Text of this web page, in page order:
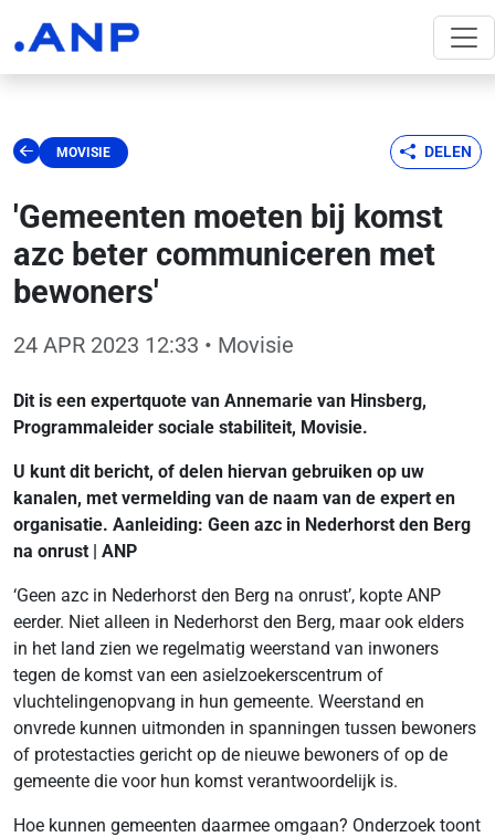
MOVISIE DELEN
'Gemeenten moeten bij komst
azc beter communiceren met
bewoners'
24 APR 2023 12:33 • Movisie
Dit is een expertquote van Annemarie van Hinsberg,
Programmaleider sociale stabiliteit, Movisie.
U kunt dit bericht, of delen hiervan gebruiken op uw
kanalen, met vermelding van de naam van de expert en
organisatie. Aanleiding: Geen azc in Nederhorst den Berg
na onrust | ANP
‘Geen azc in Nederhorst den Berg na onrust’, kopte ANP
eerder. Niet alleen in Nederhorst den Berg, maar ook elders
in het land zien we regelmatig weerstand van inwoners
tegen de komst van een asielzoekerscentrum of
vluchtelingenopvang in hun gemeente. Weerstand en
onvrede kunnen uitmonden in spanningen tussen bewoners
of protestacties gericht op de nieuwe bewoners of op de
gemeente die voor hun komst verantwoordelijk is.
Hoe kunnen gemeenten daarmee omgaan? Onderzoek toont